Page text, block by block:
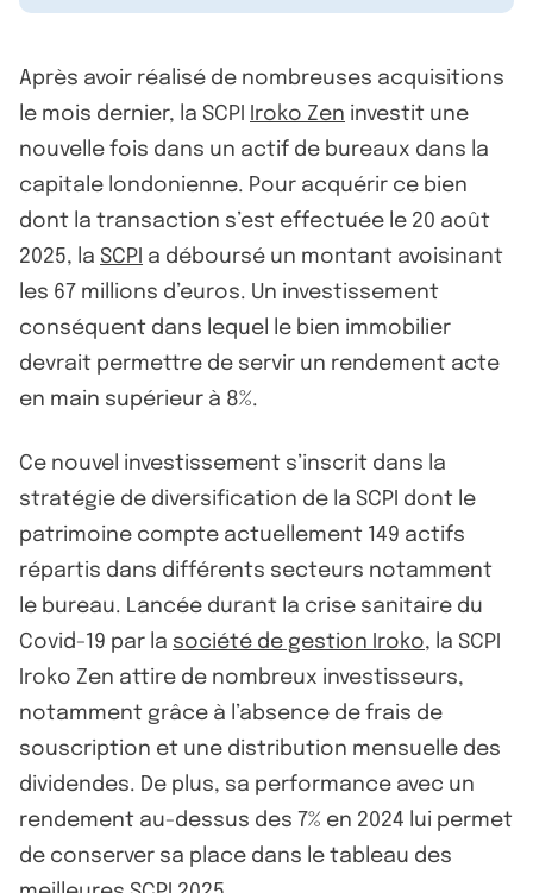
Après avoir réalisé de nombreuses acquisitions
le mois dernier, la SCPI
Iroko Zen investit une
nouvelle fois dans un actif de bureaux dans la
capitale londonienne. Pour acquérir ce bien
dont la transaction s’est effectuée le 20 août
2025, la SCPI a déboursé un montant avoisinant
les 67 millions d’euros. Un investissement
conséquent dans lequel le bien immobilier
devrait permettre de servir un rendement acte
en main supérieur à 8%.
Ce nouvel investissement s’inscrit dans la
stratégie de diversification de la SCPI dont le
patrimoine compte actuellement 149 actifs
répartis dans différents secteurs notamment
le bureau. Lancée durant la crise sanitaire du
Covid-19 par la société de gestion Iroko, la SCPI
Iroko Zen attire de nombreux investisseurs,
notamment grâce à l’absence de frais de
souscription et une distribution mensuelle des
dividendes. De plus, sa performance avec un
rendement au-dessus des 7% en 2024 lui permet
de conserver sa place dans le tableau des